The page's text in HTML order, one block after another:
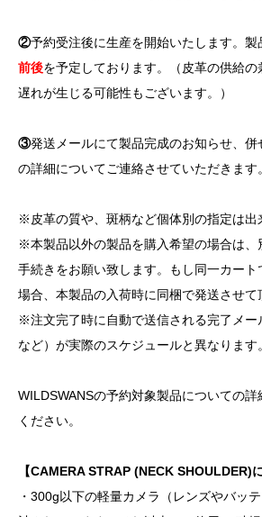
②予約受注後に生産を開始いたします。製
前後を予定しております。（皮革の供給の
遅れが生じる可能性もございます。）
③発送メールにて製品完成のお知らせ、
の詳細についてご連絡させていただきます。
※皮革の質や、斑柄など個体別の指定は出
※本製品以外の製品を購入希望の場合は、
手続きをお願い致します。もし同一カー
場合、本製品の入荷時に同梱で発送させて
※注文完了時に自動で送信される完了メー
など）が実際のスケジュールと異なります。
WILDSWANSの予約対象製品についての詳
ください。
【CAMERA STRAP (NECK SHOULDER)
・300g以下の軽量カメラ（レンズやバッ